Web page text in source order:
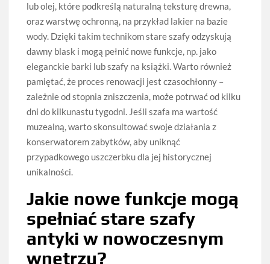
lub olej, które podkreślą naturalną teksturę drewna,
oraz warstwę ochronną, na przykład lakier na bazie
wody. Dzięki takim technikom stare szafy odzyskują
dawny blask i mogą pełnić nowe funkcje, np. jako
eleganckie barki lub szafy na książki. Warto również
pamiętać, że proces renowacji jest czasochłonny –
zależnie od stopnia zniszczenia, może potrwać od kilku
dni do kilkunastu tygodni. Jeśli szafa ma wartość
muzealną, warto skonsultować swoje działania z
konserwatorem zabytków, aby uniknąć
przypadkowego uszczerbku dla jej historycznej
unikalności.
Jakie nowe funkcje mogą
spełniać stare szafy
antyki w nowoczesnym
wnętrzu?